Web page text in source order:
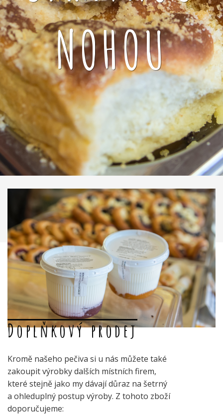
NOHOU
Doplňkový prodej
Kromě našeho pečiva si u nás můžete také
zakoupit výrobky dalších místních firem,
které stejně jako my dávají důraz na šetrný
a ohleduplný postup výroby. Z tohoto zboží
doporučujeme: